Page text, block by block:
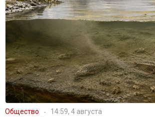
Общество 14:59, 4 августа